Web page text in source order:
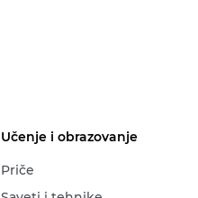
Učenje i obrazovanje
Priče